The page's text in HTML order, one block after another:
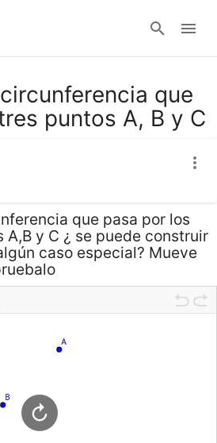
que
puntos A, B y C
que pasa por los
y C ¿ se puede construir
caso especial? Mueve